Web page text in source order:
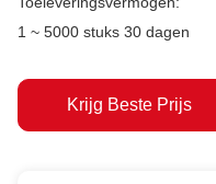
1 ~ 5000 stuks 30 dagen
Krijg Beste Prijs